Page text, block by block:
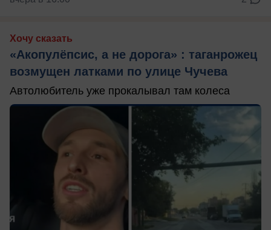
Хочу сказать
«Акопулёпсис, а не дорога» : таганрожец
возмущен латками по улице Чучева
Автолюбитель уже прокалывал там колеса